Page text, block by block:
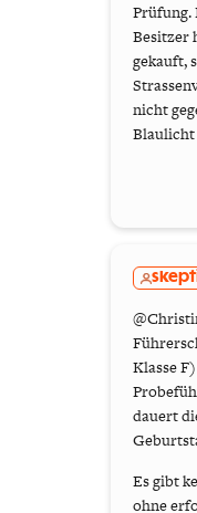
Prüfung.
Besitzer
gekauft,
nicht
Blaulicht
Klasse
dauert
Es gibt
ohne